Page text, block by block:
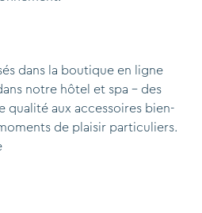
dans la boutique en ligne
notre hôtel et spa – des
qualité aux accessoires bien-
de plaisir particuliers.